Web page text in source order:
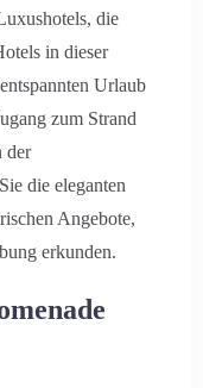
die
in dieser
Urlaub
zum Strand
der
die eleganten
Angebote,
erkunden.